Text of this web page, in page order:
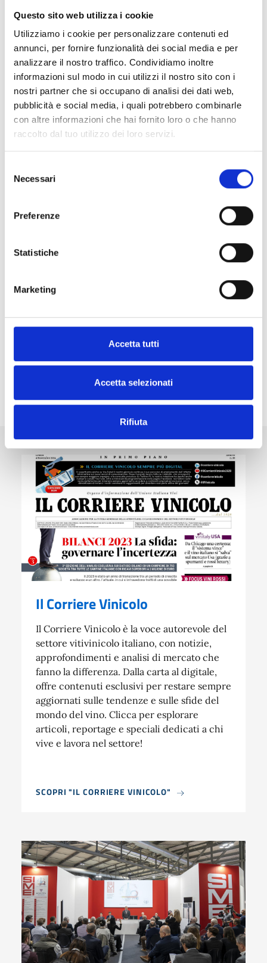
Questo sito web utilizza i cookie
Utilizziamo i cookie per personalizzare contenuti ed
annunci, per fornire funzionalità dei social media e per
analizzare il nostro traffico. Condividiamo inoltre
informazioni sul modo in cui utilizzi il nostro sito con i
nostri partner che si occupano di analisi dei dati web,
pubblicità e social media, i quali potrebbero combinarle
con altre informazioni che hai fornito loro o che hanno
raccolto dal tuo utilizzo dei loro servizi.
delNecessari
Preferenze
Statistiche
Marketing
Accetta tutti
Accetta selezionati
Rifiuta
40 edizioni digitali per un anno di notizie e
a portata di mano.
Categoria::
ABBONAMENTI DIGITALI
Banche Dati Denominazione
d'Origine + Vite e Vino
Giuridiche Denominazioni d’Origine + Vite e
Vino.
Codice della Vite e del Vino
alle normative del settore vitivinicolo italiano.
Scopri gli altri prodotti
Il Corriere Vinicolo
Il Corriere Vinicolo è la voce autorevole del
settore vitivinicolo italiano, con notizie,
approfondimenti e analisi di mercato che
fanno la differenza. Dalla carta al digitale,
offre contenuti esclusivi per restare sempre
aggiornati sulle tendenze e sulle sfide del
mondo del vino. Clicca per esplorare
articoli, reportage e speciali dedicati a chi
vive e lavora nel settore!
SCOPRI "IL CORRIERE VINICOLO"